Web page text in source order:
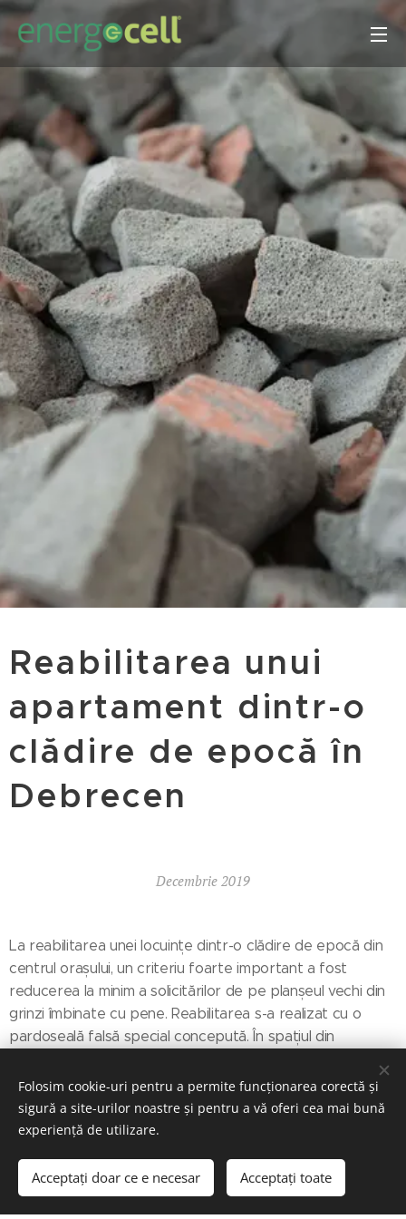
Reabilitarea unui
apartament dintr-o
clădire de epocă în
Debrecen
Decembrie 2019
La reabilitarea unei locuințe dintr-o clădire de epocă din
centrul orașului, un criteriu foarte important a fost
reducerea la minim a solicitărilor de pe planșeul vechi din
grinzi îmbinate cu pene. Reabilitarea s-a realizat cu o
pardoseală falsă special concepută. În spațiul din
manual sticlă celulară.
Folosim cookie-uri pentru a permite funcționarea corectă și
sigură a site-urilor noastre și pentru a vă oferi cea mai bună
experiență de utilizare.
Acceptați doar ce e necesar Acceptați toate